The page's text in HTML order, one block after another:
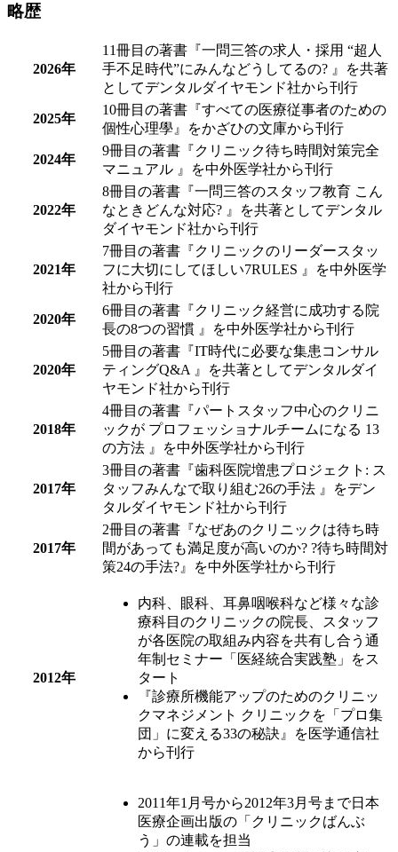
略歴
2026年
11冊目の著書『一問三答の求人・採用 “超人
手不足時代”にみんなどうしてるの? 』を共著
としてデンタルダイヤモンド社から刊行
2025年
10冊目の著書『すべての医療従事者のための
個性心理學』をかざひの文庫から刊行
2024年
9冊目の著書『クリニック待ち時間対策完全
マニュアル 』を中外医学社から刊行
2022年
8冊目の著書『一問三答のスタッフ教育 こん
なときどんな対応? 』を共著としてデンタル
ダイヤモンド社から刊行
2021年
7冊目の著書『クリニックのリーダースタッ
フに大切にしてほしい7RULES 』を中外医学
社から刊行
2020年
6冊目の著書『クリニック経営に成功する院
長の8つの習慣 』を中外医学社から刊行
2020年
5冊目の著書『IT時代に必要な集患コンサル
ティングQ&A 』を共著としてデンタルダイ
ヤモンド社から刊行
2018年
4冊目の著書『パートスタッフ中心のクリニ
ックが プロフェッショナルチームになる 13
の方法 』を中外医学社から刊行
2017年
3冊目の著書『歯科医院増患プロジェクト: ス
タッフみんなで取り組む26の手法 』をデン
タルダイヤモンド社から刊行
2017年
2冊目の著書『なぜあのクリニックは待ち時
間があっても満足度が高いのか? ?待ち時間対
策24の手法?』を中外医学社から刊行
2012年
内科、眼科、耳鼻咽喉科など様々な診
療科目のクリニックの院長、スタッフ
が各医院の取組み内容を共有し合う通
年制セミナー「医経統合実践塾」をス
タート
『診療所機能アップのためのクリニッ
クマネジメント クリニックを「プロ集
団」に変える33の秘訣』を医学通信社
から刊行
2011年1月号から2012年3月号まで日本
医療企画出版の「クリニックばんぶ
う」の連載を担当